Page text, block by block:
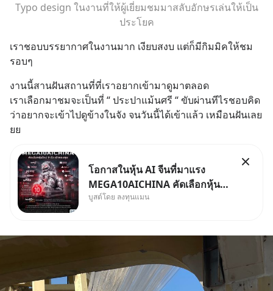
Typo design ในงานที่ให้ผู้เยี่ยมชมมาสลับอักษรเล่นให้เป็น
ประโยค
เราชอบบรรยากาศในงานมาก เงียบสงบ แต่ก็มีกิมมิคให้ชม
รอบๆ
งานนี้สานฝันสถานที่ที่เราอยากเข้ามาดูมาตลอด
เราเลือกมาชมจะเป็นที่ “ ประปาแม้นศรี “ ขับผ่านทีไรชอบคิด
ว่าอยากจะเข้าไปดูข้างในจัง จนวันนี้ได้เข้าแล้ว เหมือนฝันเลย
ยย
โอกาสในหุ้น AI จีนที่มาแรง
MEGA10AICHINA คัดเลือกหุ้น
ใหม่ 9 ตัว เข้ากองทุน.. ครอบคลุม
50% ค่าธรรมเนียมซื้อ | ยอด 2
ล้านบาทขึ้นไป ฟรีค่าธรร
บูสต์โดย ลงทุนแมน